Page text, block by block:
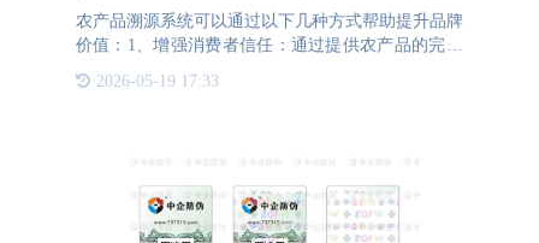
农产品溯源系统可以通过以下几种方式帮助提升品牌
价值：1、增强消费者信任：通过提供农产品的完整
历史信息，让消费者了解产品的来源和生产过程，从
而增加他们对品牌的信任感。透明度的提高有助于建
2026-05-19 17:33